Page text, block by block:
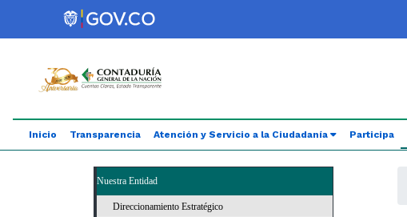
Saltar al contenido principal
Abrir menú de accesibilidad
Inicio Transparencia Atención y Servicio a la Ciudadanía Participa
Nuestra Entidad
Direccionamiento Estratégico